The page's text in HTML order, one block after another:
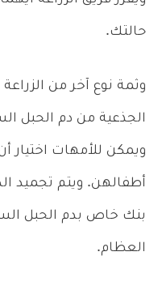
حالتك.
وثمة نوع آخر من
الجذعية من دم الحبل
ويمكن للأمهات اختيار
أطفالهن. ويتم تجميد
بنك خاص بدم الحبل
العظام.